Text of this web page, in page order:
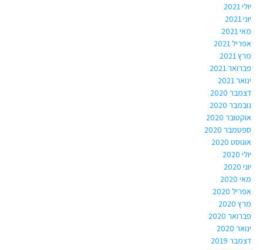
יולי 2021
יוני 2021
מאי 2021
אפריל 2021
מרץ 2021
פברואר 2021
ינואר 2021
דצמבר 2020
נובמבר 2020
אוקטובר 2020
ספטמבר 2020
אוגוסט 2020
יולי 2020
יוני 2020
מאי 2020
אפריל 2020
מרץ 2020
פברואר 2020
ינואר 2020
דצמבר 2019